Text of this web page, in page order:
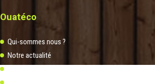
Ouatéco
Qui-sommes nous ?
Notre actualité